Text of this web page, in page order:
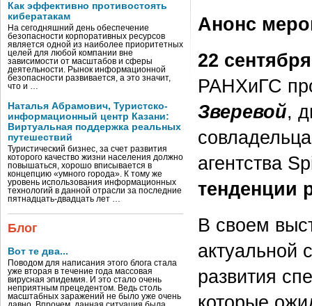
Как эффективно противостоять
кибератакам
На сегодняшний день обеспечение
безопасности корпоративных ресурсов
является одной из наиболее приоритетных
целей для любой компании вне
зависимости от масштабов и сферы
деятельности. Рынок информационной
безопасности развивается, а это значит,
что и …
Наталья Абрамович, Туристско-
информационный центр Казани:
Виртуальная поддержка реальных
путешествий
Туристический бизнес, за счет развития
которого качество жизни населения должно
повышаться, хорошо вписывается в
концепцию «умного города». К тому же
уровень использования информационных
технологий в данной отрасли за последние
пятнадцать-двадцать лет …
Блог
Вот те два...
Поводом для написания этого блога стала
уже вторая в течение года массовая
вирусная эпидемия. И это стало очень
неприятным прецедентом. Ведь столь
масштабных заражений не было уже очень
Анонс
22
РАНХиГС
Зверевой,
агентства
тенденции
В своем
актуальной
развития